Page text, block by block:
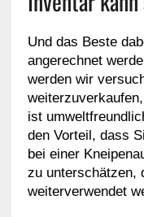
Und das Beste
angerechnet
werden wir
ist
den Vorteil, dass
bei einer
zu unterschätzen,
weiterverwendet